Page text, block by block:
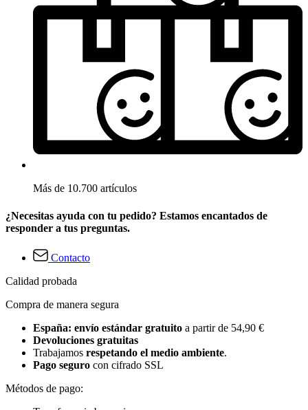
Más de 10.700 artículos
¿Necesitas ayuda con tu pedido? Estamos encantados de
responder a tus preguntas.
Contacto
Calidad probada
Compra de manera segura
España: envío estándar gratuito a partir de 54,90 €
Devoluciones gratuitas
Trabajamos respetando el medio ambiente.
Pago seguro con cifrado SSL
Métodos de pago: